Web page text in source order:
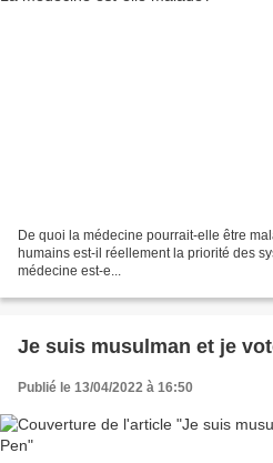
De quoi la médecine pourrait-elle être
humains est-il réellement la priorité des
médecine est-e...
Je suis musulman et je
Publié le 13/04/2022 à 16:50